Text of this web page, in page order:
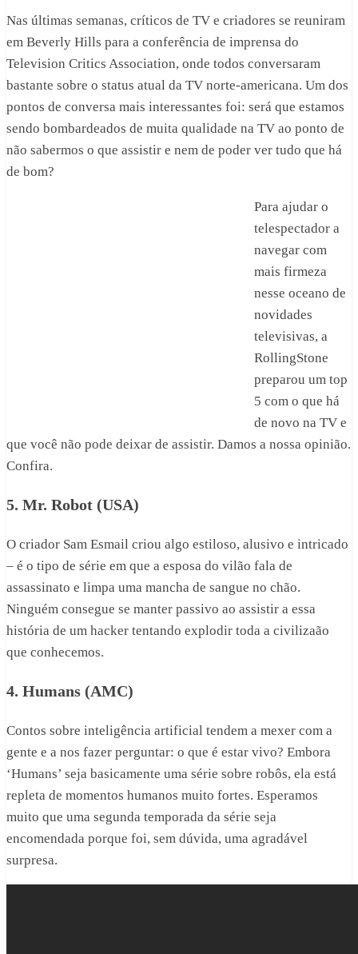
Nas últimas semanas, críticos de TV e criadores se reuniram
em Beverly Hills para a conferência de imprensa do
Television Critics Association, onde todos conversaram
bastante sobre o status atual da TV norte-americana. Um dos
pontos de conversa mais interessantes foi: será que estamos
sendo bombardeados de muita qualidade na TV ao ponto de
não sabermos o que assistir e nem de poder ver tudo que há
de bom?
Para ajudar o
telespectador a
navegar com
mais firmeza
nesse oceano de
novidades
televisivas, a
RollingStone
preparou um top
5 com o que há
de novo na TV e
que você não pode deixar de assistir. Damos a nossa opinião.
Confira.
5. Mr. Robot (USA)
O criador Sam Esmail criou algo estiloso, alusivo e intricado
– é o tipo de série em que a esposa do vilão fala de
assassinato e limpa uma mancha de sangue no chão.
Ninguém consegue se manter passivo ao assistir a essa
história de um hacker tentando explodir toda a civilizaão
que conhecemos.
4. Humans (AMC)
Contos sobre inteligência artificial tendem a mexer com a
gente e a nos fazer perguntar: o que é estar vivo? Embora
‘Humans’ seja basicamente uma série sobre robôs, ela está
repleta de momentos humanos muito fortes. Esperamos
muito que uma segunda temporada da série seja
encomendada porque foi, sem dúvida, uma agradável
surpresa.